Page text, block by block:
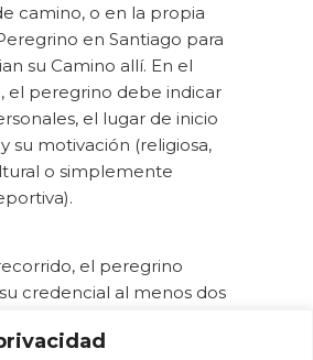
camino, o en la propia
en Santiago para
su Camino allí. En el
el peregrino debe indicar
el lugar de inicio
su motivación (religiosa,
o simplemente
el peregrino
credencial al menos dos
caballo, o en los últimos